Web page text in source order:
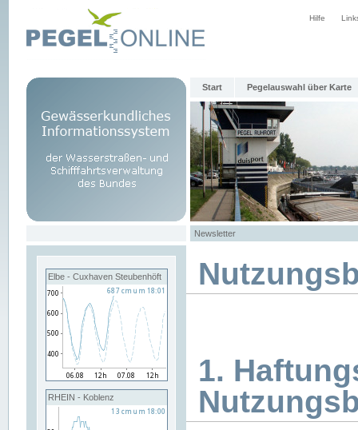
Hilfe
Start Pegelauswahl über Karte
Newsletter
Elbe - Cuxhaven Steubenhöft
RHEIN - Koblenz
1.